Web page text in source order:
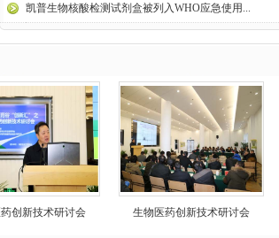
凯普生物核酸检测试剂盒被列入WHO应急使用...
创新技术研讨会 生物医药创新技术研讨会